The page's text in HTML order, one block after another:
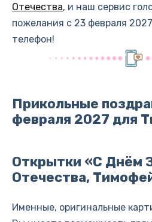
Отечества, и наш сервис
пожелания с 23 февраля
телефон!
Прикольные
февраля 2027 для
Открытки «С Днём
Отечества,
Именные, оригинальные